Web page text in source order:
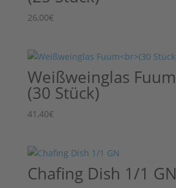
26,00€
Weißweinglas Fuum
(30 Stück)
41,40€
Chafing Dish 1/1 GN